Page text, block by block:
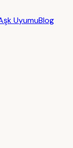
UyumuBlog